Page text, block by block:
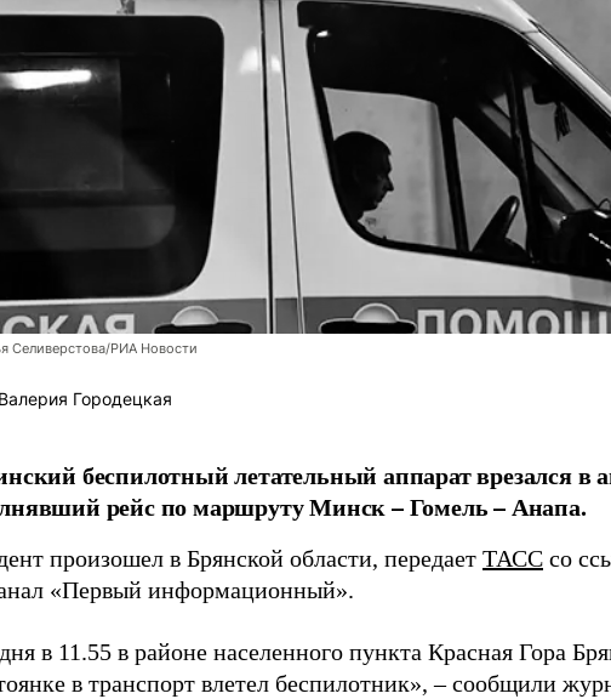
Селиверстова/РИА Новости
Валерия Городецкая
беспилотный летательный аппарат врезался в
рейс по маршруту Минск – Гомель – Анапа.
произошел в Брянской области, передает ТАСС со
«Первый информационный».
в 11.55 в районе населенного пункта Красная Гора
в транспорт влетел беспилотник», – сообщили